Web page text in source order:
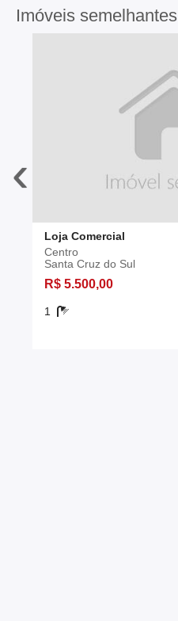
Imóveis semelhantes
‹
Loja Comercial
Centro
Santa Cruz do Sul
R$ 5.500,00
1